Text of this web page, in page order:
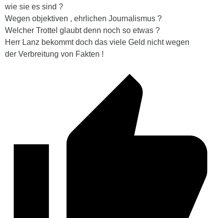
wie sie es sind ?
Wegen objektiven , ehrlichen Journalismus ?
Welcher Trottel glaubt denn noch so etwas ?
Herr Lanz bekommt doch das viele Geld nicht wegen
der Verbreitung von Fakten !